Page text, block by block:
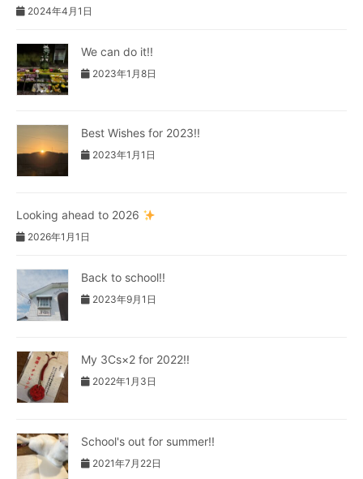
2024年4月1日
We can do it!!
2023年1月8日
Best Wishes for 2023!!
2023年1月1日
Looking ahead to 2026
2026年1月1日
Back to school!!
2023年9月1日
My 3Cs×2 for 2022!!
2022年1月3日
School's out for summer!!
2021年7月22日